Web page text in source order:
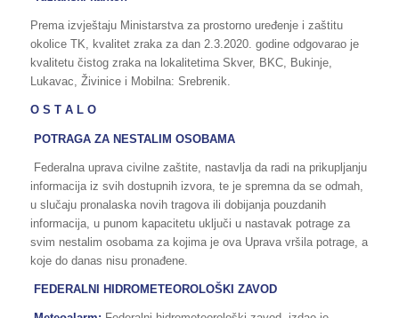
Prema izvještaju Ministarstva za prostorno uređenje i zaštitu
okolice TK, kvalitet zraka za dan 2.3.2020. godine odgovarao je
kvalitetu čistog zraka na lokalitetima Skver, BKC, Bukinje,
Lukavac, Živinice i Mobilna: Srebrenik.
O S T A L O
POTRAGA ZA NESTALIM OSOBAMA
Federalna uprava civilne zaštite, nastavlja da radi na prikupljanju
informacija iz svih dostupnih izvora, te je spremna da se odmah,
u slučaju pronalaska novih tragova ili dobijanja pouzdanih
informacija, u punom kapacitetu uključi u nastavak potrage za
svim nestalim osobama za kojima je ova Uprava vršila potrage, a
koje do danas nisu pronađene.
FEDERALNI HIDROMETEOROLOŠKI ZAVOD